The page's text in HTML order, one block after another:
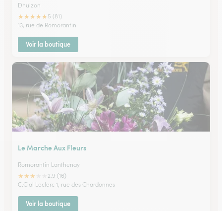
Dhuizon
★★★★★ 5 (81)
13, rue de Romorantin
Voir la boutique
Le Marche Aux Fleurs
Romorantin Lanthenay
★★★
2.9 (16)
C.Cial Leclerc 1, rue des Chardonnes
Voir la boutique